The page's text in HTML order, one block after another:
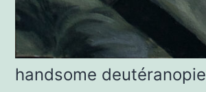
handsome deutéranopie